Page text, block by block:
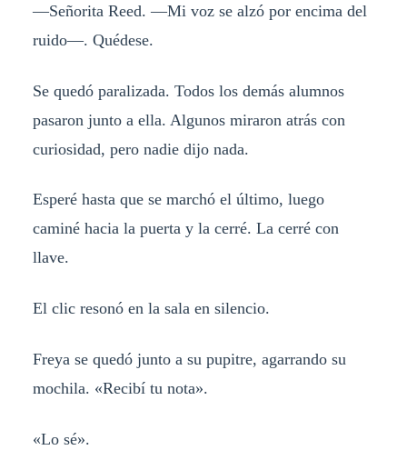
—Señorita Reed. —Mi voz se alzó por encima del
ruido—. Quédese.
Se quedó paralizada. Todos los demás alumnos
pasaron junto a ella. Algunos miraron atrás con
curiosidad, pero nadie dijo nada.
Esperé hasta que se marchó el último, luego
caminé hacia la puerta y la cerré. La cerré con
llave.
El clic resonó en la sala en silencio.
Freya se quedó junto a su pupitre, agarrando su
mochila. «Recibí tu nota».
«Lo sé».